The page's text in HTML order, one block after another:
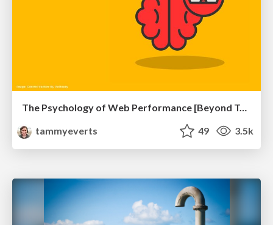
The Psychology of Web Performance [Beyond Tellerrand 2023]
tammyeverts
49 3.5k